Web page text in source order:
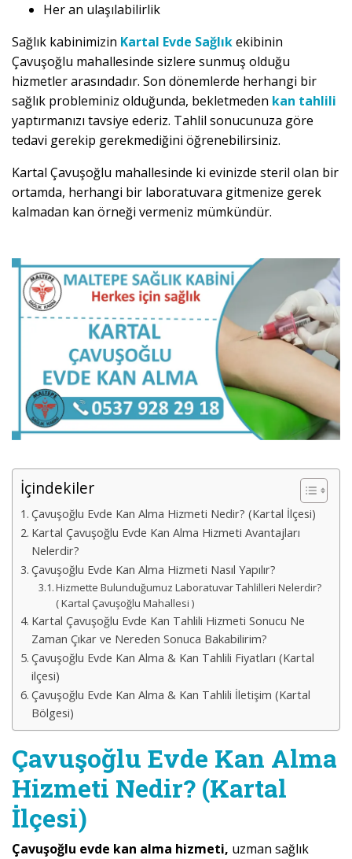
Her an ulaşılabilirlik
Sağlık kabinimizin Kartal Evde Sağlıkekibinin
Çavuşoğlu mahallesinde sizlere sunmuş olduğu
hizmetler arasındadır. Son dönemlerde herhangi bir
sağlık probleminiz olduğunda, bekletmeden kan tahlili
yaptırmanızı tavsiye ederiz. Tahlil sonucunuza göre
tedavi gerekip gerekmediğini öğrenebilirsiniz.
Kartal Çavuşoğlu mahallesinde ki evinizde steril olan bir
ortamda, herhangi bir laboratuvara gitmenize gerek
kalmadan kan örneği vermeniz mümkündür.
İçindekiler
Çavuşoğlu Evde Kan Alma Hizmeti Nedir? (Kartal İlçesi)
Kartal Çavuşoğlu Evde Kan Alma Hizmeti Avantajları
Nelerdir?
Çavuşoğlu Evde Kan Alma Hizmeti Nasıl Yapılır?
Hizmette Bulunduğumuz Laboratuvar Tahlilleri Nelerdir?
( Kartal Çavuşoğlu Mahallesi )
Kartal Çavuşoğlu Evde Kan Tahlili Hizmeti Sonucu Ne
Zaman Çıkar ve Nereden Sonuca Bakabilirim?
Çavuşoğlu Evde Kan Alma & Kan Tahlili Fiyatları (Kartal
ilçesi)
Çavuşoğlu Evde Kan Alma & Kan Tahlili İletişim (Kartal
Bölgesi)
Çavuşoğlu Evde Kan Alma
Hizmeti Nedir? (Kartal
İlçesi)
Çavuşoğlu evde kan alma hizmeti, uzman sağlık